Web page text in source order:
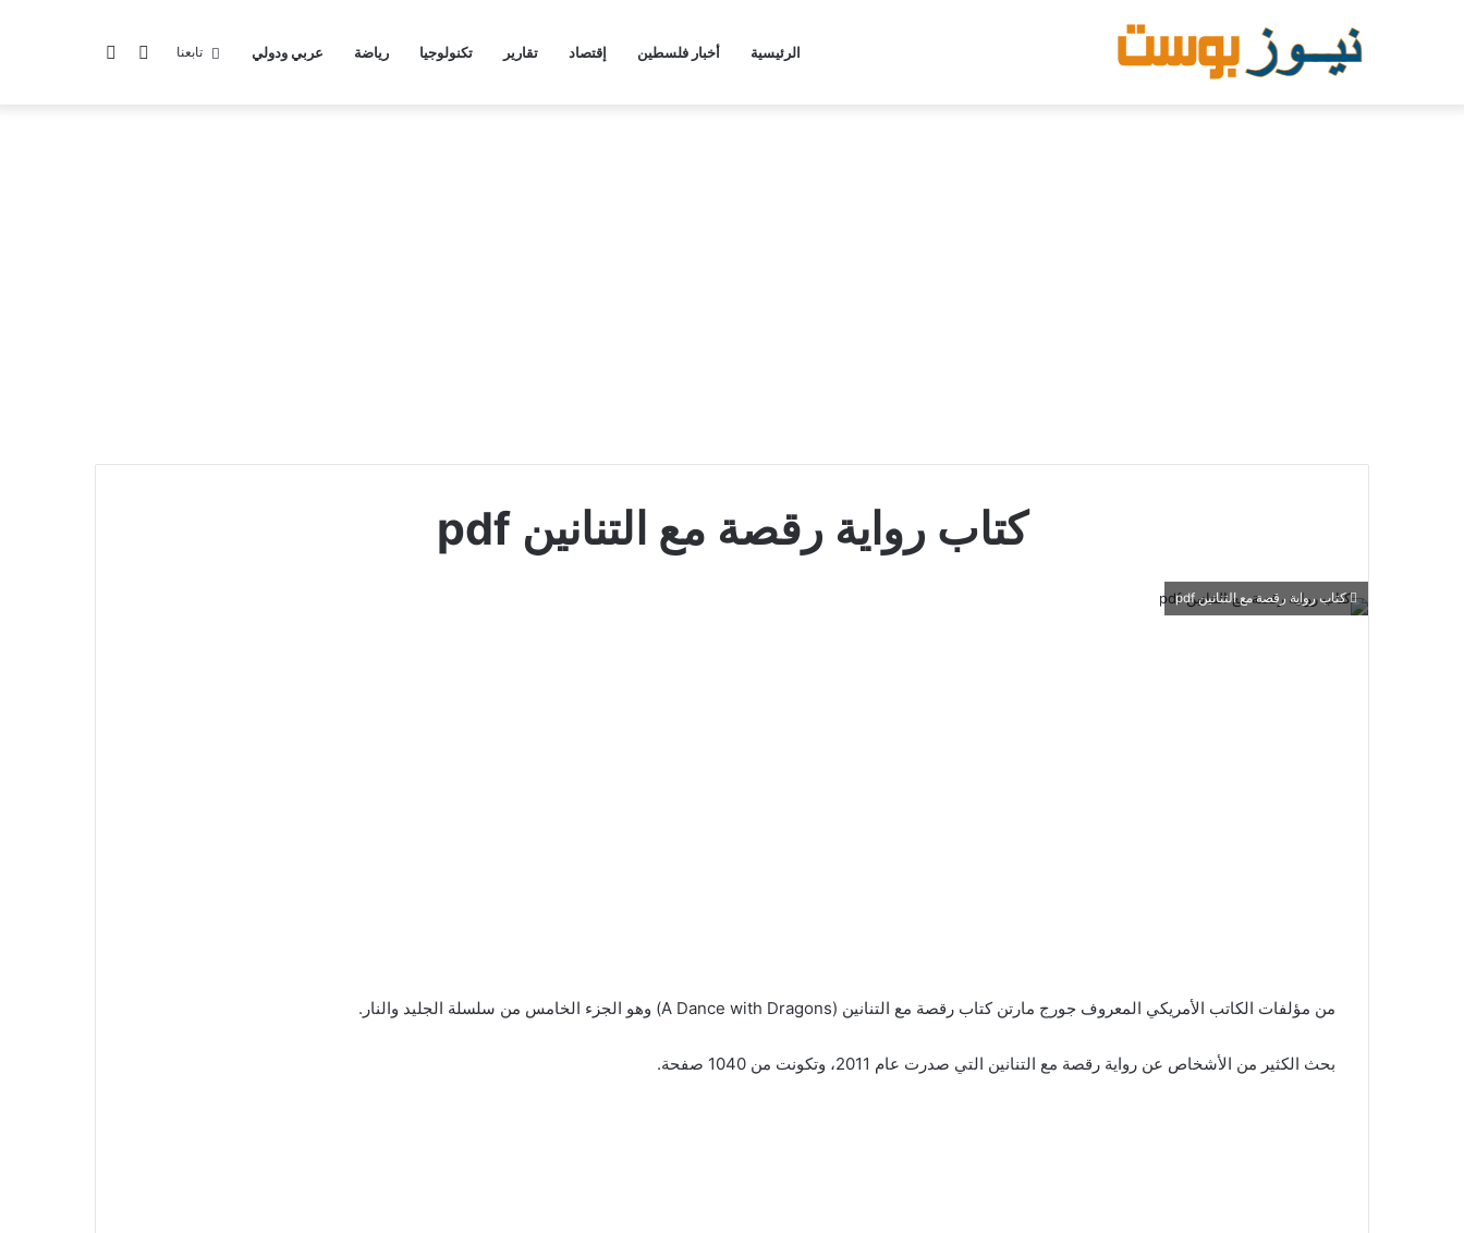
الرئيسية أخبار فلسطين إقتصاد تقارير تكنولوجيا رياضة عربي ودولي الوضع تابعنا
كتاب رواية رقصة مع التنانين pdf
كتاب رواية رقصة مع التنانين pdf
من مؤلفات الكاتب الأمريكي المعروف جورج مارتن كتاب رقصة مع التنانين (A Dance with Dragons)‏ وهو الجزء الخامس من سلسلة الجليد والنار.
بحث الكثير من الأشخاص عن رواية رقصة مع التنانين التي صدرت عام 2011، وتكونت من 1040 صفحة.